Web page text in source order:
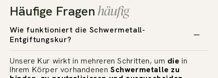
Häufige Fragen häufig
Wie funktioniert die Schwermetall-
Entgiftungskur?
Unsere Kur wirkt in mehreren Schritten, um die in
Ihrem Körper vorhandenenSchwermetalle zu